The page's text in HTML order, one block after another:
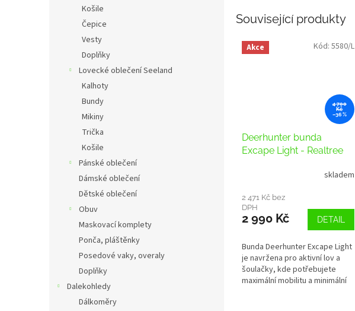
Košile
Čepice
Vesty
Doplňky
Lovecké oblečení Seeland
Kalhoty
Bundy
Mikiny
Trička
Košile
Pánské oblečení
Dámské oblečení
Dětské oblečení
Obuv
Maskovací komplety
Ponča, pláštěnky
Posedové vaky, overaly
Doplňky
Dalekohledy
Dálkoměry
Související produkty
Akce
4 700
Kč
–36 %
Deerhunter bunda
Excape Light - Realtree
skladem
2 471 Kč bez
DPH
2 990 Kč DETAIL
Bunda Deerhunter Excape Light
je navržena pro aktivní lov a
šoulačky, kde potřebujete
maximální mobilitu a minimální
Kód: 5580/L